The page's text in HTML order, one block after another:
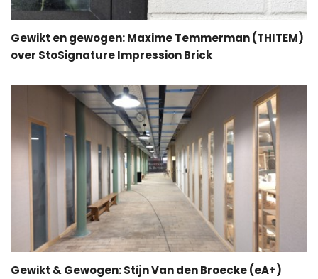
Gewikt en gewogen: Maxime Temmerman (THITEM)
over StoSignature Impression Brick
Gewikt & Gewogen: Stijn Van den Broecke (eA+)